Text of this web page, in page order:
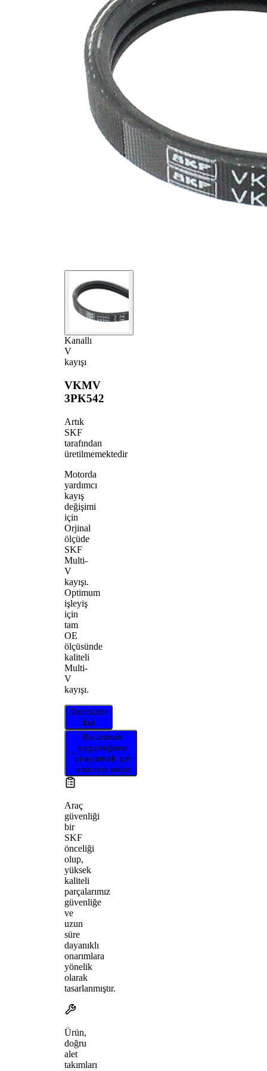
Kanallı
V
kayışı
VKMV
3PK542
Artık
SKF
tarafından
üretilmemektedir
Motorda
yardımcı
kayış
değişimi
için
Orjinal
ölçüde
SKF
Multi-
V
kayışı.
Optimum
işleyiş
için
tam
OE
ölçüsünde
kaliteli
Multi-
V
kayışı.
Distribütör
bul
Bu ürünün
uygunluğunu
onaylamak için
aracınızı seçin
Araç
güvenliği
bir
SKF
önceliği
olup,
yüksek
kaliteli
parçalarımız
güvenliğe
ve
uzun
süre
dayanıklı
onarımlara
yönelik
olarak
tasarlanmıştır.
Ürün,
doğru
alet
takımları
mevcut
değil!
Kayış
malzemesi
EPDM
(Etilen
Propilen